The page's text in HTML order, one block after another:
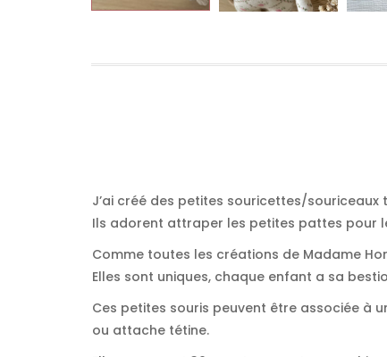
J’ai créé des petites souricettes/
Ils adorent attraper les petites pattes pour
Comme toutes les créations de Madame
Elles sont uniques, chaque enfant a sa
Ces petites souris peuvent être associée à
ou attache tétine.